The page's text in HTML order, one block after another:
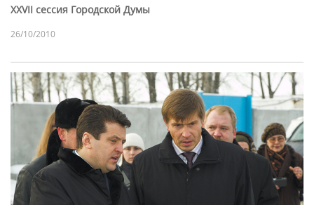
XXVII сессия Городской Думы
26/10/2010